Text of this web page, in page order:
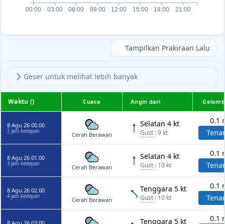
00:00 03:00 06:00 09:00 12:00 15:00 18:00 21:00
Tampilkan Prakiraan Lalu
Geser untuk melihat lebih banyak
Waktu () Cuaca Angin dari
8 Agu 26 00.00
2 jam kedepan Cerah Berawan
Selatan 4 kt
Gust : 9 kt
0.1
8 Agu 26 01.00
3 jam kedepan Cerah Berawan
Selatan 4 kt
Gust : 10 kt
0.1
8 Agu 26 02.00
4 jam kedepan Cerah Berawan
Tenggara 5 kt
Gust : 10 kt
0.1
Tenggara 5 kt 0.1